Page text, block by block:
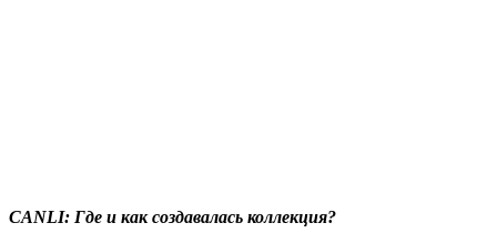
CANLI: Где и как создавалась коллекция?